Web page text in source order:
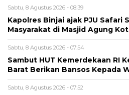
Sabtu, 8 Agustus 2026 - 08:39
Kapolres Binjai ajak PJU Safari
Masyarakat di Masjid Agung
Sabtu, 8 Agustus 2026 - 07:54
Sambut HUT Kemerdekaan RI
Barat Berikan Bansos Kepada
Sabtu, 8 Agustus 2026 - 07:52